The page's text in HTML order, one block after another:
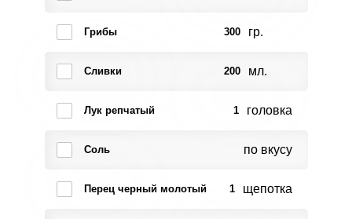
Грибы 300 гр.
Сливки 200 мл.
Лук репчатый 1 головка
Соль по вкусу
Перец черный молотый 1 щепотка